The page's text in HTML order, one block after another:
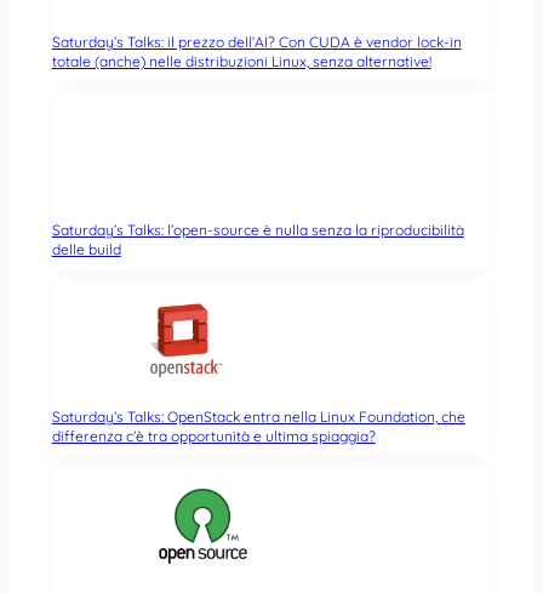
Saturday’s Talks: il prezzo dell’AI? Con CUDA è vendor lock-in
totale (anche) nelle distribuzioni Linux, senza alternative!
Saturday’s Talks: l’open-source è nulla senza la riproducibilità
delle build
Saturday’s Talks: OpenStack entra nella Linux Foundation, che
differenza c’è tra opportunità e ultima spiaggia?